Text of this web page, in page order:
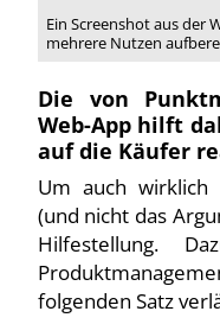
Ein Screenshot aus der
mehrere Nutzen
Die von
Web-App hilft
auf die Käufer
Um auch
(und nicht das
Hilfestellung.
folgenden Satz